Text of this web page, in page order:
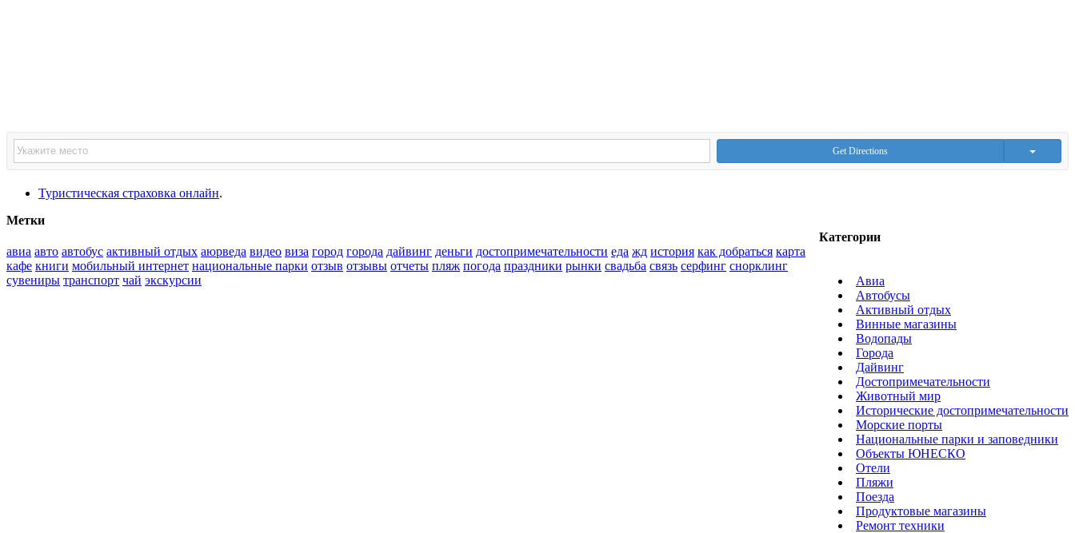
Get Directions
Туристическая страховка онлайн.
Категории
Авиа
Автобусы
Активный отдых
Винные магазины
Водопады
Города
Дайвинг
Достопримечательности
Животный мир
Исторические достопримечательности
Морские порты
Национальные парки и заповедники
Объекты ЮНЕСКО
Отели
Пляжи
Поезда
Продуктовые магазины
Ремонт техники
Метки
авиа авто автобус активный отдых аюрведа видео виза город города дайвинг деньги достопримечательности еда жд история как добраться карта
кафе книги мобильный интернет национальные парки отзыв отзывы отчеты пляж погода праздники рынки свадьба связь серфинг снорклинг
сувениры транспорт чай экскурсии